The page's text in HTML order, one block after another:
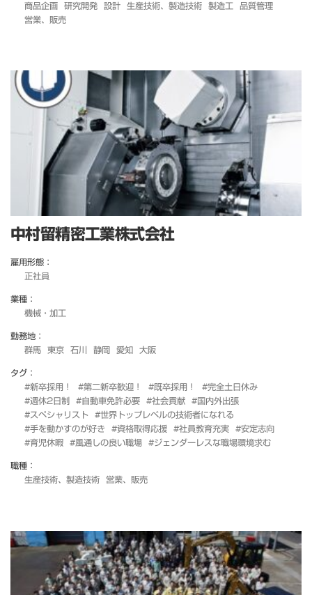
商品企画
研究開発 設計 生産技術、製造技術 製造工
品質管理
営業、販売
中村留精密工業株式会社
雇用形態：
正社員
業種：
機械・加工
勤務地：
群馬
東京 石川 静岡 愛知 大阪
タグ：
#新卒採用！
#第二新卒歓迎！ #既卒採用！
#完全土日休み
#週休2日制
#自動車免許必要 #社会貢献
#国内外出張
#スペシャリスト
#世界トップレベルの技術者になれる
#手を動かすのが好き
#資格取得応援 #社員教育充実
#安定志向
#育児休暇
#風通しの良い職場 #ジェンダーレスな職場環境求む
職種：
生産技術、製造技術
営業、販売